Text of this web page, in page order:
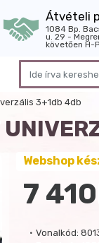
Átvételi
1084 Bp.
u. 29 -
követően H-
3+1db 4db
Vonalkód:
Webshop
7